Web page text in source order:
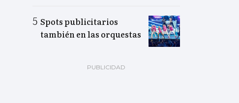
Spots publicitarios
también en las orquestas